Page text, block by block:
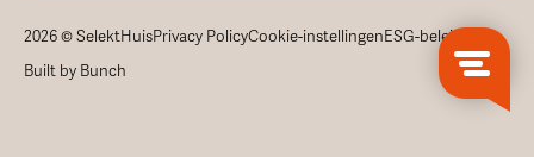
2026 © SelektHuisPrivacy PolicyCookie-instellingenESG-beleid
Built by Bunch